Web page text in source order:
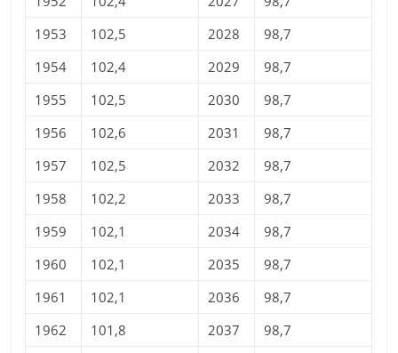
1953
102,5 2028
98,7
1954
102,4 2029
98,7
1955
102,5 2030
98,7
1956
102,6 2031
98,7
1957
102,5 2032
98,7
1958
102,2 2033
98,7
1959
102,1 2034
98,7
1960
102,1 2035
98,7
1961
102,1 2036
98,7
1962
101,8 2037
98,7